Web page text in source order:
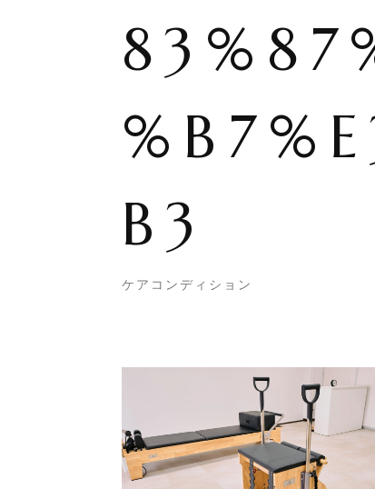
B3
ケアコンディション